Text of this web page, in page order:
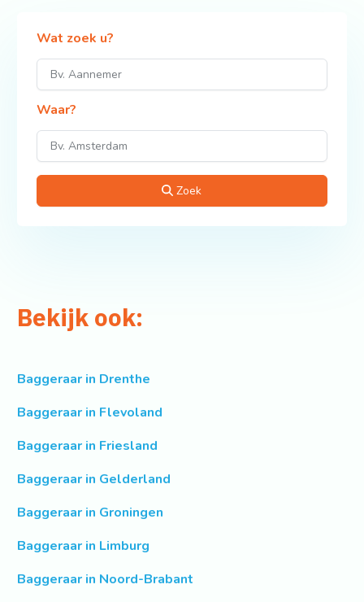
Wat zoek u?
Waar?
Zoek
Bekijk ook:
Baggeraar in Drenthe
Baggeraar in Flevoland
Baggeraar in Friesland
Baggeraar in Gelderland
Baggeraar in Groningen
Baggeraar in Limburg
Baggeraar in Noord-Brabant